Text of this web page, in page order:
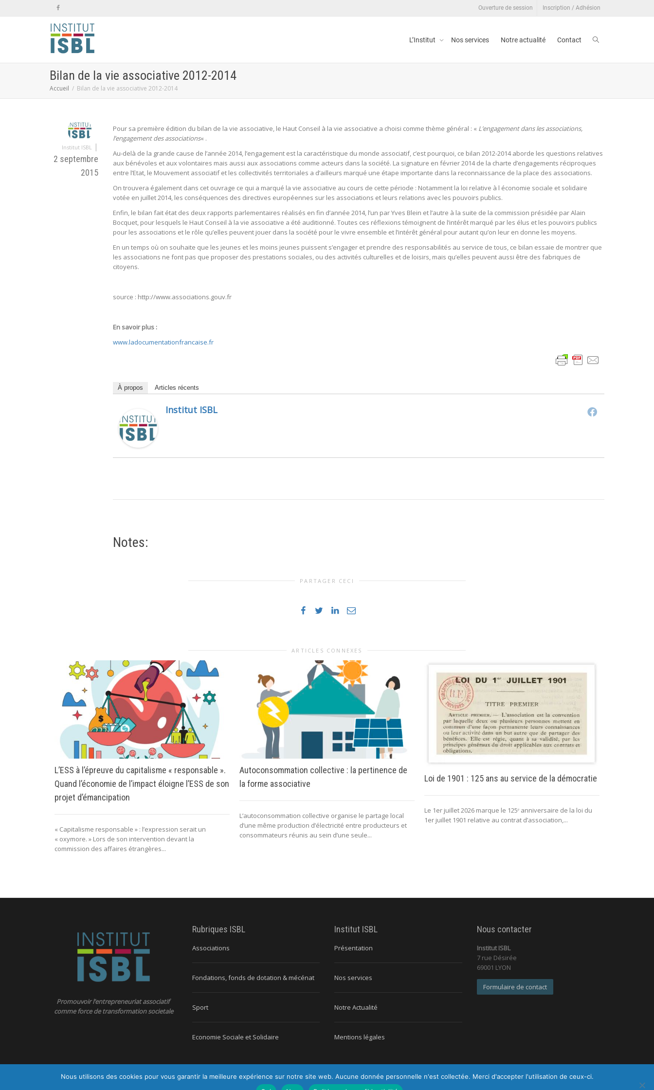
Ouverture de session Inscription / Adhésion
L’Institut Nos services Notre actualité Contact
Bilan de la vie associative 2012-2014
Accueil Bilan de la vie associative 2012-2014
Institut ISBL |
2 septembre
2015
Pour sa première édition du bilan de la vie associative, le Haut Conseil à la vie associative a choisi comme thème général : « L’engagement dans les associations,
l’engagement des associations« .
Au-delà de la grande cause de l’année 2014, l’engagement est la caractéristique du monde associatif, c’est pourquoi, ce bilan 2012-2014 aborde les questions relatives
aux bénévoles et aux volontaires mais aussi aux associations comme acteurs dans la société. La signature en février 2014 de la charte d’engagements réciproques
entre l’Etat, le Mouvement associatif et les collectivités territoriales a d’ailleurs marqué une étape importante dans la reconnaissance de la place des associations.
On trouvera également dans cet ouvrage ce qui a marqué la vie associative au cours de cette période : Notamment la loi relative à l économie sociale et solidaire
votée en juillet 2014, les conséquences des directives européennes sur les associations et leurs relations avec les pouvoirs publics.
Enfin, le bilan fait état des deux rapports parlementaires réalisés en fin d’année 2014, l’un par Yves Blein et l’autre à la suite de la commission présidée par Alain
Bocquet, pour lesquels le Haut Conseil à la vie associative a été auditionné. Toutes ces réflexions témoignent de l’intérêt marqué par les élus et les pouvoirs publics
pour les associations et le rôle qu’elles peuvent jouer dans la société pour le vivre ensemble et l’intérêt général pour autant qu’on leur en donne les moyens.
En un temps où on souhaite que les jeunes et les moins jeunes puissent s’engager et prendre des responsabilités au service de tous, ce bilan essaie de montrer que
les associations ne font pas que proposer des prestations sociales, ou des activités culturelles et de loisirs, mais qu’elles peuvent aussi être des fabriques de
citoyens.
source : http://www.associations.gouv.fr
En savoir plus :
www.ladocumentationfrancaise.fr
À propos Articles récents
Institut ISBL
Notes:
PARTAGER CECI
ARTICLES CONNEXES
L’ESS à l’épreuve du capitalisme « responsable ».
Quand l’économie de l’impact éloigne l’ESS de son
projet d’émancipation
« Capitalisme responsable » : l’expression serait un
« oxymore. » Lors de son intervention devant la
commission des affaires étrangères...
Autoconsommation collective : la pertinence de
la forme associative
L’autoconsommation collective organise le partage local
d’une même production d’électricité entre producteurs et
consommateurs réunis au sein d’une seule...
Loi de 1901 : 125 ans au service de la démocratie
Le 1er juillet 2026 marque le 125ᵉ anniversaire de la loi du
1er juillet 1901 relative au contrat d’association,...
Promouvoir l’entrepreneuriat associatif
comme force de transformation societale
Rubriques ISBL
Associations
Fondations, fonds de dotation & mécénat
Sport
Economie Sociale et Solidaire
Institut ISBL
Présentation
Nos services
Notre Actualité
Mentions légales
Nous contacter
Institut ISBL
7 rue Désirée
69001 LYON
Formulaire de contact
Nous utilisons des cookies pour vous garantir la meilleure expérience sur notre site web. Aucune donnée personnelle n'est collectée. Merci d'accepter l'utilisation de ceux-ci.